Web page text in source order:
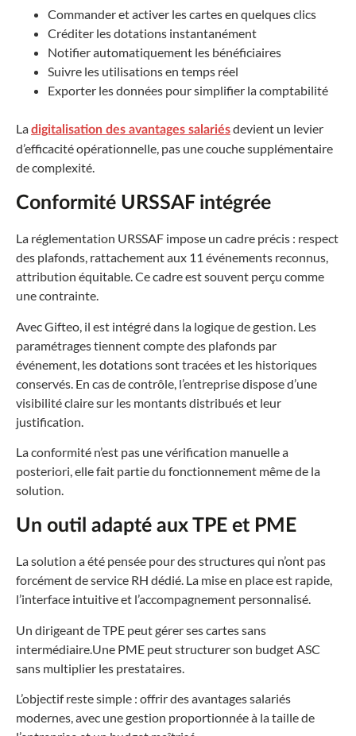
Commander et activer les cartes en quelques clics
Créditer les dotations instantanément
Notifier automatiquement les bénéficiaires
Suivre les utilisations en temps réel
Exporter les données pour simplifier la comptabilité
Ladigitalisation des avantages salariésdevient un levier
d’efficacité opérationnelle, pas une couche supplémentaire
de complexité.
Conformité URSSAF intégrée
La réglementation URSSAF impose un cadre précis : respect
des plafonds, rattachement aux 11 événements reconnus,
attribution équitable. Ce cadre est souvent perçu comme
une contrainte.
Avec Gifteo, il est intégré dans la logique de gestion. Les
paramétrages tiennent compte des plafonds par
événement, les dotations sont tracées et les historiques
conservés. En cas de contrôle, l’entreprise dispose d’une
visibilité claire sur les montants distribués et leur
justification.
La conformité n’est pas une vérification manuelle a
posteriori, elle fait partie du fonctionnement même de la
solution.
Un outil adapté aux TPE et PME
La solution a été pensée pour des structures qui n’ont pas
forcément de service RH dédié. La mise en place est rapide,
l’interface intuitive et l’accompagnement personnalisé.
Un dirigeant de TPE peut gérer ses cartes sans
intermédiaire.Une PME peut structurer son budget ASC
sans multiplier les prestataires.
L’objectif reste simple : offrir des avantages salariés
modernes, avec une gestion proportionnée à la taille de